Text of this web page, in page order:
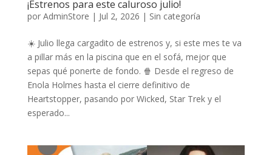
¡Estrenos para este caluroso julio!
por AdminStore | Jul 2, 2026 | Sin categoría
☀️ Julio llega cargadito de estrenos y, si este mes te va
a pillar más en la piscina que en el sofá, mejor que
sepas qué ponerte de fondo. 🍿 Desde el regreso de
Enola Holmes hasta el cierre definitivo de
Heartstopper, pasando por Wicked, Star Trek y el
esperado...